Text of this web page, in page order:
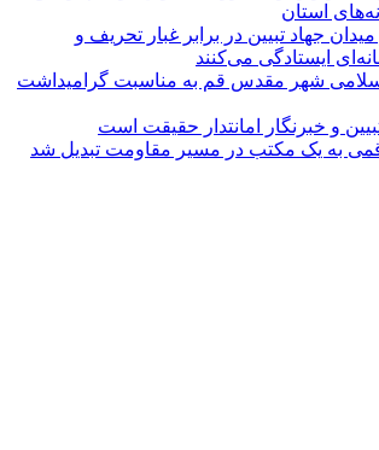
استان
جهاد تبیین در برابر غبار تحریف و
ایستادگی می‌کنند
شهر مقدس قم به مناسبت گرامیداشت
و خبرنگار امانتدار حقیقت است
به یک مکتب در مسیر مقاومت تبدیل شد